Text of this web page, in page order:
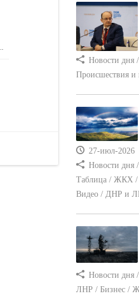
Новости дня
Происшествия
27-июл-2026
Новости дня
Таблица / ЖКХ /
Видео / ДНР и
Новости дня
ЛНР / Бизнес /